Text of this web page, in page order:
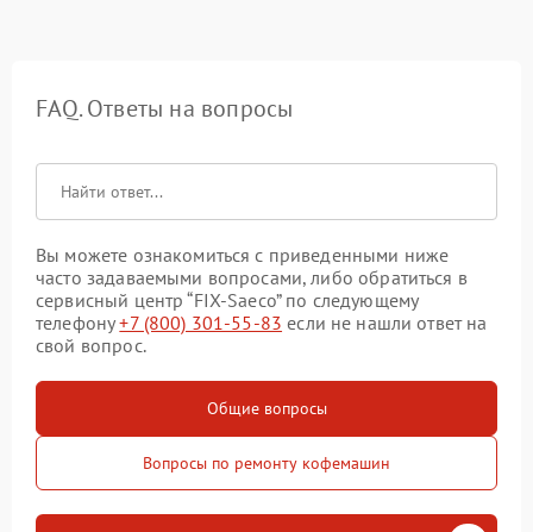
FAQ. Ответы на вопросы
Вы можете ознакомиться с приведенными ниже
часто задаваемыми вопросами, либо обратиться в
сервисный центр “FIX-Saeco” по следующему
телефону+7 (800) 301-55-83 если не нашли ответ на
свой вопрос.
Общие вопросы
Вопросы по ремонту кофемашин